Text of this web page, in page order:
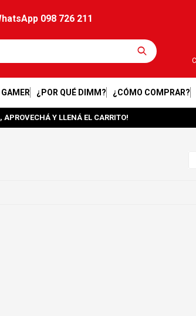
098 726 211
¿POR QUÉ DIMM? ¿CÓMO COMPRAR?
APROVECHÁ Y LLENÁ EL CARRITO!